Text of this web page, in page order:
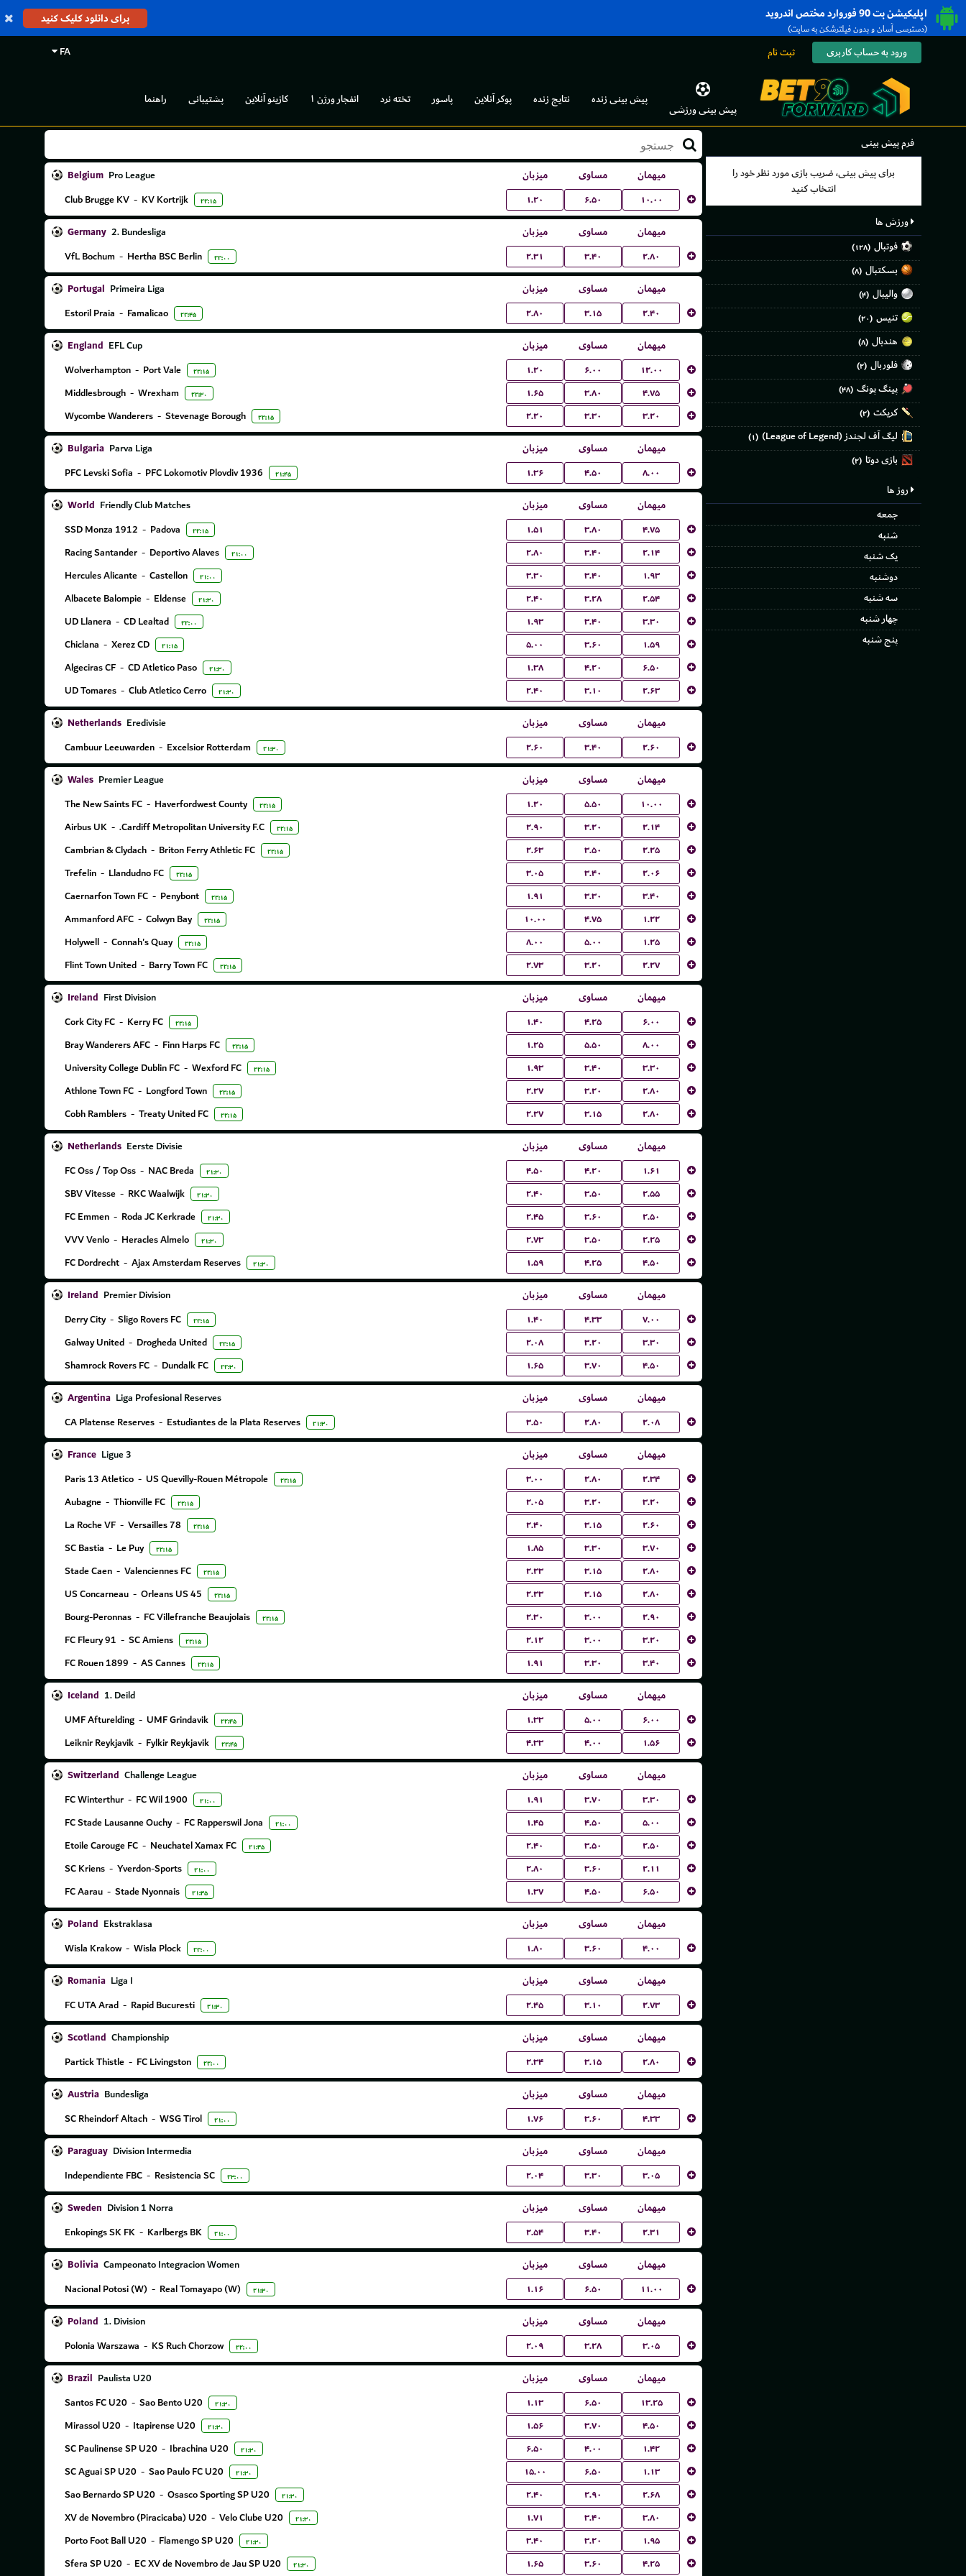
اپلیکیشن بت 90 فوروارد مختص اندروید
(دسترسی آسان و بدون فیلترشکن به سایت)
برای دانلود کلیک کنید
FA ورود به حساب کاربری ثبت نام
پیش بینی ورزشی
پیش بینی زنده نتایج زنده پوکر آنلاین پاسور تخته نرد انفجار ورژن ۱ کازینو آنلاین پشتیبانی راهنما
فرم پیش بینی
برای پیش بینی، ضریب بازی مورد نظر خود را
انتخاب کنید
ورزش ها
فوتبال (۱۲۸)
بسکتبال (۸)
والیبال (۴)
تنیس (۲۰)
هندبال (۸)
فلوربال (۲)
پینگ پونگ (۴۸)
کریکت (۲)
لیگ آف لجندز (League of Legend) (۱)
بازی دوتا (۲)
روز ها
جمعه
شنبه
یک شنبه
دوشنبه
سه شنبه
چهار شنبه
پنج شنبه
Belgium Pro League میزبان مساوی میهمان
Club Brugge KV - KV Kortrijk ۲۲:۱۵ ۱.۲۰ ۶.۵۰
۱۰.۰۰
Germany 2. Bundesliga میزبان مساوی میهمان
VfL Bochum - Hertha BSC Berlin ۲۲:۰۰ ۲.۳۱ ۳.۴۰
۲.۸۰
Portugal Primeira Liga میزبان مساوی میهمان
Estoril Praia - Famalicao ۲۲:۴۵ ۲.۸۰ ۳.۱۵
۲.۴۰
England EFL Cup میزبان مساوی میهمان
Wolverhampton - Port Vale ۲۲:۱۵ ۱.۲۰ ۶.۰۰ ۱۲.۰۰
Middlesbrough - Wrexham ۲۲:۳۰ ۱.۶۵ ۳.۸۰ ۴.۷۵
Wycombe Wanderers - Stevenage Borough ۲۲:۱۵ ۲.۲۰ ۳.۳۰
۳.۲۰
Bulgaria Parva Liga میزبان مساوی میهمان
PFC Levski Sofia - PFC Lokomotiv Plovdiv 1936 ۲۱:۴۵ ۱.۳۶ ۴.۵۰
۸.۰۰
World Friendly Club Matches میزبان مساوی میهمان
SSD Monza 1912 - Padova ۲۲:۱۵ ۱.۵۱ ۳.۸۰ ۴.۷۵
Racing Santander - Deportivo Alaves ۲۱:۰۰ ۲.۸۰ ۳.۴۰ ۲.۱۴
Hercules Alicante - Castellon ۲۱:۰۰ ۳.۳۰ ۳.۴۰ ۱.۹۳
Albacete Balompie - Eldense ۲۱:۳۰ ۲.۴۰ ۳.۲۸ ۲.۵۴
UD Llanera - CD Lealtad ۲۲:۰۰ ۱.۹۳ ۳.۴۰ ۳.۳۰
Chiclana - Xerez CD ۲۱:۱۵ ۵.۰۰ ۳.۶۰ ۱.۵۹
Algeciras CF - CD Atletico Paso ۲۱:۳۰ ۱.۳۸ ۴.۲۰ ۶.۵۰
UD Tomares - Club Atletico Cerro ۲۱:۳۰ ۲.۴۰ ۳.۱۰
۲.۶۳
Netherlands Eredivisie میزبان مساوی میهمان
Cambuur Leeuwarden - Excelsior Rotterdam ۲۱:۳۰ ۲.۶۰ ۳.۴۰
۲.۶۰
Wales Premier League میزبان مساوی میهمان
The New Saints FC - Haverfordwest County ۲۲:۱۵ ۱.۲۰ ۵.۵۰ ۱۰.۰۰
Airbus UK - Cardiff Metropolitan University F.C. ۲۲:۱۵ ۲.۹۰ ۳.۲۰ ۲.۱۴
Cambrian & Clydach - Briton Ferry Athletic FC ۲۲:۱۵ ۲.۶۳ ۳.۵۰ ۲.۲۵
Trefelin - Llandudno FC ۲۲:۱۵ ۳.۰۵ ۳.۴۰ ۲.۰۶
Caernarfon Town FC - Penybont ۲۲:۱۵ ۱.۹۱ ۳.۳۰ ۳.۴۰
Ammanford AFC - Colwyn Bay ۲۲:۱۵ ۱۰.۰۰ ۴.۷۵ ۱.۲۲
Holywell - Connah's Quay ۲۲:۱۵ ۸.۰۰ ۵.۰۰ ۱.۲۵
Flint Town United - Barry Town FC ۲۲:۱۵ ۲.۷۳ ۳.۲۰
۲.۲۷
Ireland First Division میزبان مساوی میهمان
Cork City FC - Kerry FC ۲۲:۱۵ ۱.۴۰ ۴.۲۵ ۶.۰۰
Bray Wanderers AFC - Finn Harps FC ۲۲:۱۵ ۱.۲۵ ۵.۵۰ ۸.۰۰
University College Dublin FC - Wexford FC ۲۲:۱۵ ۱.۹۳ ۳.۴۰ ۳.۳۰
Athlone Town FC - Longford Town ۲۲:۱۵ ۲.۲۷ ۳.۲۰ ۲.۸۰
Cobh Ramblers - Treaty United FC ۲۲:۱۵ ۲.۲۷ ۳.۱۵
۲.۸۰
Netherlands Eerste Divisie میزبان مساوی میهمان
FC Oss / Top Oss - NAC Breda ۲۱:۳۰ ۴.۵۰ ۴.۲۰ ۱.۶۱
SBV Vitesse - RKC Waalwijk ۲۱:۳۰ ۲.۴۰ ۳.۵۰ ۲.۵۵
FC Emmen - Roda JC Kerkrade ۲۱:۳۰ ۲.۴۵ ۳.۶۰ ۲.۵۰
VVV Venlo - Heracles Almelo ۲۱:۳۰ ۲.۷۳ ۳.۵۰ ۲.۲۵
FC Dordrecht - Ajax Amsterdam Reserves ۲۱:۳۰ ۱.۵۹ ۴.۲۵
۴.۵۰
Ireland Premier Division میزبان مساوی میهمان
Derry City - Sligo Rovers FC ۲۲:۱۵ ۱.۴۰ ۴.۳۳ ۷.۰۰
Galway United - Drogheda United ۲۲:۱۵ ۲.۰۸ ۳.۲۰ ۳.۳۰
Shamrock Rovers FC - Dundalk FC ۲۲:۳۰ ۱.۶۵ ۳.۷۰
۴.۵۰
Argentina Liga Profesional Reserves میزبان مساوی میهمان
CA Platense Reserves - Estudiantes de la Plata Reserves ۲۱:۳۰ ۳.۵۰ ۲.۸۰
۲.۰۸
France Ligue 3 میزبان مساوی میهمان
Paris 13 Atletico - US Quevilly-Rouen Métropole ۲۲:۱۵ ۳.۰۰ ۲.۸۰ ۲.۳۴
Aubagne - Thionville FC ۲۲:۱۵ ۲.۰۵ ۳.۲۰ ۳.۲۰
La Roche VF - Versailles 78 ۲۲:۱۵ ۲.۴۰ ۳.۱۵ ۲.۶۰
SC Bastia - Le Puy ۲۲:۱۵ ۱.۸۵ ۳.۳۰ ۳.۷۰
Stade Caen - Valenciennes FC ۲۲:۱۵ ۲.۲۳ ۳.۱۵ ۲.۸۰
US Concarneau - Orleans US 45 ۲۲:۱۵ ۲.۲۳ ۳.۱۵ ۲.۸۰
Bourg-Peronnas - FC Villefranche Beaujolais ۲۲:۱۵ ۲.۳۰ ۳.۰۰ ۲.۹۰
FC Fleury 91 - SC Amiens ۲۲:۱۵ ۲.۱۲ ۳.۰۰ ۳.۲۰
FC Rouen 1899 - AS Cannes ۲۲:۱۵ ۱.۹۱ ۳.۳۰
۳.۴۰
Iceland 1. Deild میزبان مساوی میهمان
UMF Afturelding - UMF Grindavik ۲۲:۴۵ ۱.۳۳ ۵.۰۰ ۶.۰۰
Leiknir Reykjavik - Fylkir Reykjavik ۲۲:۴۵ ۴.۳۳ ۴.۰۰
۱.۵۶
Switzerland Challenge League میزبان مساوی میهمان
FC Winterthur - FC Wil 1900 ۲۱:۰۰ ۱.۹۱ ۳.۷۰ ۳.۳۰
FC Stade Lausanne Ouchy - FC Rapperswil Jona ۲۱:۰۰ ۱.۴۵ ۴.۵۰ ۵.۰۰
Etoile Carouge FC - Neuchatel Xamax FC ۲۱:۴۵ ۲.۴۰ ۳.۵۰ ۲.۵۰
SC Kriens - Yverdon-Sports ۲۱:۰۰ ۲.۸۰ ۳.۶۰ ۲.۱۱
FC Aarau - Stade Nyonnais ۲۱:۴۵ ۱.۳۷ ۴.۵۰
۶.۵۰
Poland Ekstraklasa میزبان مساوی میهمان
Wisla Krakow - Wisla Plock ۲۲:۰۰ ۱.۸۰ ۳.۶۰
۴.۰۰
Romania Liga I میزبان مساوی میهمان
FC UTA Arad - Rapid Bucuresti ۲۱:۳۰ ۲.۴۵ ۳.۱۰
۲.۷۳
Scotland Championship میزبان مساوی میهمان
Partick Thistle - FC Livingston ۲۲:۰۰ ۲.۳۴ ۳.۱۵
۲.۸۰
Austria Bundesliga میزبان مساوی میهمان
SC Rheindorf Altach - WSG Tirol ۲۱:۰۰ ۱.۷۶ ۳.۶۰
۴.۳۳
Paraguay Division Intermedia میزبان مساوی میهمان
Independiente FBC - Resistencia SC ۲۳:۰۰ ۲.۰۴ ۳.۳۰
۳.۰۵
Sweden Division 1 Norra میزبان مساوی میهمان
Enkopings SK FK - Karlbergs BK ۲۱:۰۰ ۲.۵۴ ۳.۴۰
۲.۳۱
Bolivia Campeonato Integracion Women میزبان مساوی میهمان
Nacional Potosi (W) - Real Tomayapo (W) ۲۱:۳۰ ۱.۱۶ ۶.۵۰
۱۱.۰۰
Poland 1. Division میزبان مساوی میهمان
Polonia Warszawa - KS Ruch Chorzow ۲۲:۰۰ ۲.۰۹ ۳.۲۸
۳.۰۵
Brazil Paulista U20 میزبان مساوی میهمان
Santos FC U20 - Sao Bento U20 ۲۱:۳۰ ۱.۱۳ ۶.۵۰ ۱۳.۲۵
Mirassol U20 - Itapirense U20 ۲۱:۳۰ ۱.۵۶ ۳.۷۰ ۴.۵۰
SC Paulinense SP U20 - Ibrachina U20 ۲۱:۳۰ ۶.۵۰ ۴.۰۰ ۱.۴۲
SC Aguai SP U20 - Sao Paulo FC U20 ۲۱:۳۰ ۱۵.۰۰ ۶.۵۰ ۱.۱۳
Sao Bernardo SP U20 - Osasco Sporting SP U20 ۲۱:۳۰ ۲.۴۰ ۲.۹۰ ۲.۶۸
XV de Novembro (Piracicaba) U20 - Velo Clube U20 ۲۱:۳۰ ۱.۷۱ ۳.۴۰ ۳.۸۰
Porto Foot Ball U20 - Flamengo SP U20 ۲۱:۳۰ ۳.۴۰ ۳.۲۰ ۱.۹۵
Sfera SP U20 - EC XV de Novembro de Jau SP U20 ۲۱:۳۰ ۱.۶۵ ۳.۶۰ ۴.۲۵